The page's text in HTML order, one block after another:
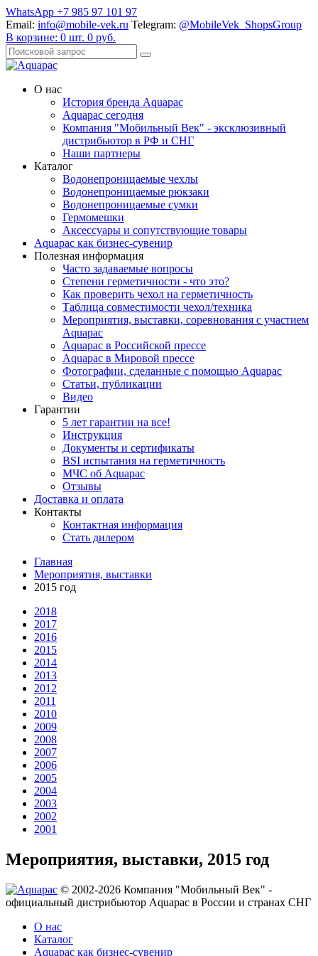
WhatsApp +7 985 97 101 97
Email: info@mobile-vek.ru Telegram: @MobileVek_ShopsGroup
В корзине: 0 шт. 0 руб.
О нас
История бренда Aquapac
Aquapac cегодня
Компания "Мобильный Век" - эксклюзивный
дистрибьютор в РФ и СНГ
Наши партнеры
Каталог
Водонепроницаемые чехлы
Водонепроницаемые рюкзаки
Водонепроницаемые сумки
Гермомешки
Аксессуары и сопутствующие товары
Aquapac как бизнес-сувенир
Полезная информация
Часто задаваемые вопросы
Степени герметичности - что это?
Как проверить чехол на герметичность
Таблица совместимости чехол/техника
Мероприятия, выставки, соревнования с участием
Aquapac
Aquapac в Российской прессе
Aquapac в Мировой прессе
Фотографии, сделанные с помощью Aquapac
Статьи, публикации
Видео
Гарантии
5 лет гарантии на все!
Инструкция
Документы и сертификаты
BSI испытания на герметичность
МЧС об Aquapac
Отзывы
Доставка и оплата
Контакты
Контактная информация
Стать дилером
Главная
Мероприятия, выставки
2015 год
2018
2017
2016
2015
2014
2013
2012
2011
2010
2009
2008
2007
2006
2005
2004
2003
2002
2001
Мероприятия, выставки, 2015 год
© 2002-2026 Компания "Мобильный Век" -
официальный дистрибьютор Aquapac в России и странах СНГ
О нас
Каталог
Aquapac как бизнес-сувенир